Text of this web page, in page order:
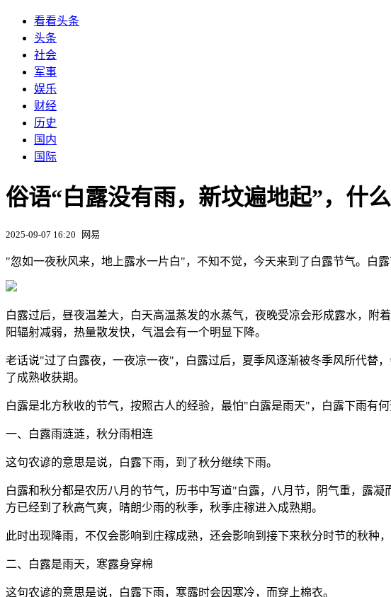
看看头条
头条
社会
军事
娱乐
财经
历史
国内
国际
俗语“白露没有雨，新坟遍地起”，什
2025-09-07 16:20 网易
"忽如一夜秋风来，地上露水一片白"，不知不觉，今天来到了白露节气。白
白露过后，昼夜温差大，白天高温蒸发的水蒸气，夜晚受凉会形成露水，
阳辐射减弱，热量散发快，气温会有一个明显下降。
老话说"过了白露夜，一夜凉一夜"，白露过后，夏季风逐渐被冬季风所代替
了成熟收获期。
白露是北方秋收的节气，按照古人的经验，最怕"白露是雨天"，白露下雨有
一、白露雨涟涟，秋分雨相连
这句农谚的意思是说，白露下雨，到了秋分继续下雨。
白露和秋分都是农历八月的节气，历书中写道"白露，八月节，阴气重，露
方已经到了秋高气爽，晴朗少雨的秋季，秋季庄稼进入成熟期。
此时出现降雨，不仅会影响到庄稼成熟，还会影响到接下来秋分时节的秋种
二、白露是雨天，寒露身穿棉
这句农谚的意思是说，白露下雨，寒露时会因寒冷，而穿上棉衣。